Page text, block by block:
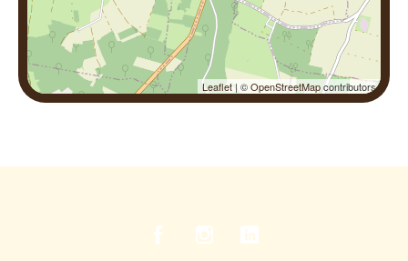
Leaflet | ©OpenStreetMapcontributors